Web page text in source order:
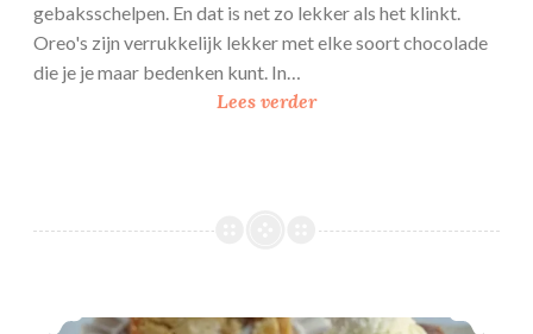
gebaksschelpen. En dat is net zo lekker als het klinkt.
Oreo's zijn verrukkelijk lekker met elke soort chocolade
die je je maar bedenken kunt. In…
Lees verderO
Rafaello blondie